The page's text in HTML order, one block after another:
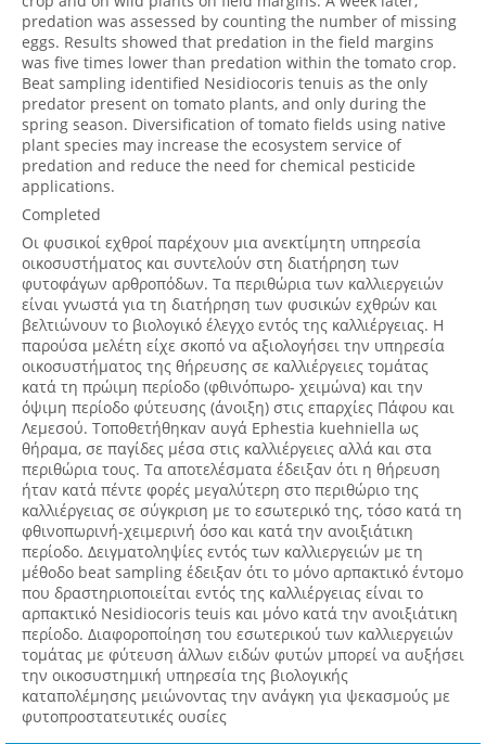
predation was assessed by counting the number of missing
eggs. Results showed that predation in the field margins
was five times lower than predation within the tomato crop.
Beat sampling identified Nesidiocoris tenuis as the only
predator present on tomato plants, and only during the
spring season. Diversification of tomato fields using native
plant species may increase the ecosystem service of
predation and reduce the need for chemical pesticide
applications.
Completed
Οι φυσικοί εχθροί παρέχουν μια ανεκτίμητη υπηρεσία
οικοσυστήματος και συντελούν στη διατήρηση των
φυτοφάγων αρθροπόδων. Τα περιθώρια των καλλιεργειών
είναι γνωστά για τη διατήρηση των φυσικών εχθρών και
βελτιώνουν το βιολογικό έλεγχο εντός της καλλιέργειας. Η
παρούσα μελέτη είχε σκοπό να αξιολογήσει την υπηρεσία
οικοσυστήματος της θήρευσης σε καλλιέργειες τομάτας
κατά τη πρώιμη περίοδο (φθινόπωρο- χειμώνα) και την
όψιμη περίοδο φύτευσης (άνοιξη) στις επαρχίες Πάφου και
Λεμεσού. Τοποθετήθηκαν αυγά Ephestia kuehniella ως
θήραμα, σε παγίδες μέσα στις καλλιέργειες αλλά και στα
περιθώρια τους. Τα αποτελέσματα έδειξαν ότι η θήρευση
ήταν κατά πέντε φορές μεγαλύτερη στο περιθώριο της
καλλιέργειας σε σύγκριση με το εσωτερικό της, τόσο κατά τη
φθινοπωρινή-χειμερινή όσο και κατά την ανοιξιάτικη
περίοδο. Δειγματοληψίες εντός των καλλιεργειών με τη
μέθοδο beat sampling έδειξαν ότι το μόνο αρπακτικό έντομο
που δραστηριοποιείται εντός της καλλιέργειας είναι το
αρπακτικό Nesidiocoris teuis και μόνο κατά την ανοιξιάτικη
περίοδο. Διαφοροποίηση του εσωτερικού των καλλιεργειών
τομάτας με φύτευση άλλων ειδών φυτών μπορεί να αυξήσει
την οικοσυστημική υπηρεσία της βιολογικής
καταπολέμησης μειώνοντας την ανάγκη για ψεκασμούς με
φυτοπροστατευτικές ουσίες